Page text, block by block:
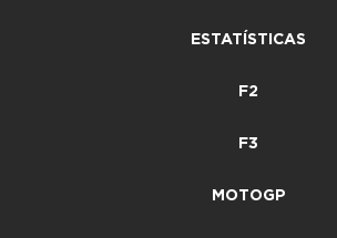
ESTATÍSTICAS
F2
F3
MOTOGP